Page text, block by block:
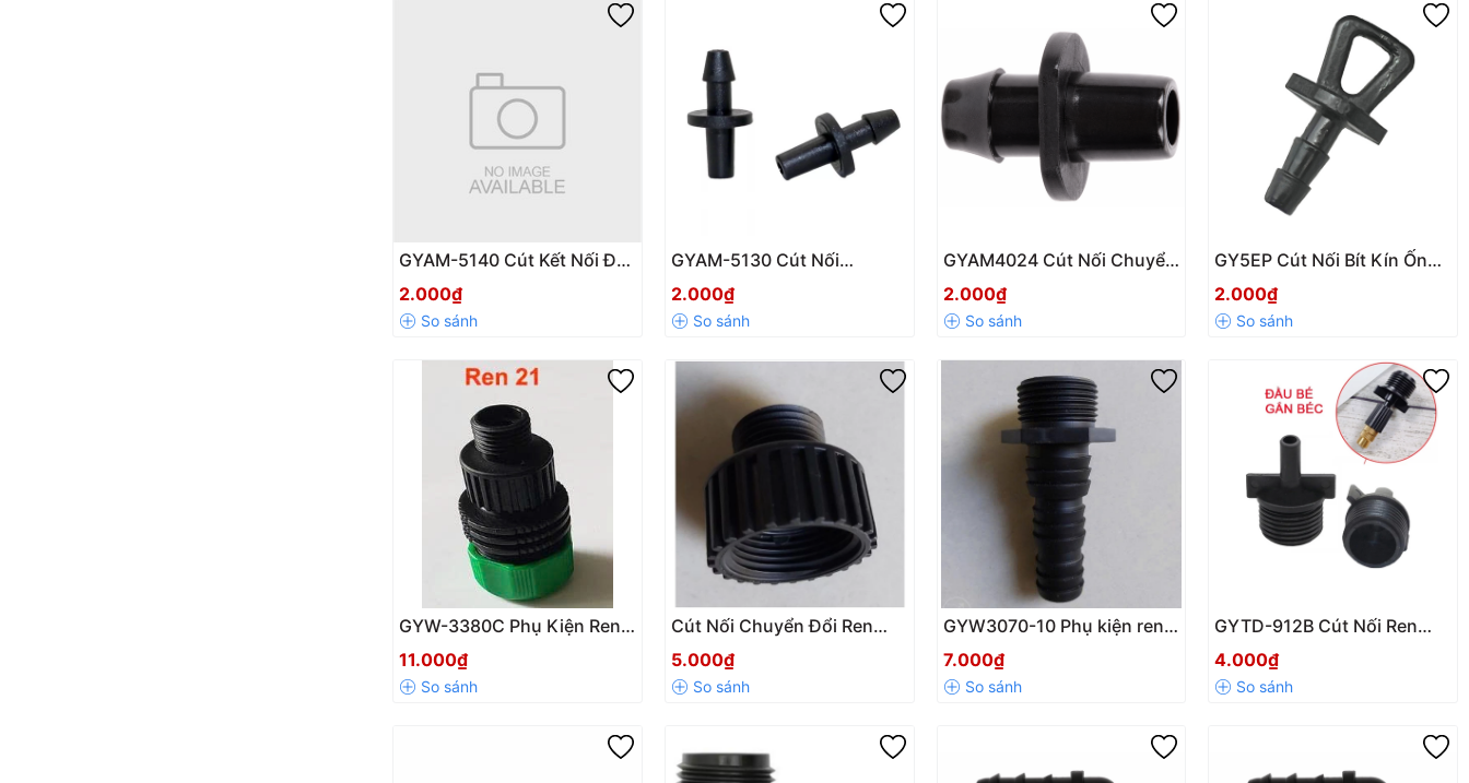
GYAM-5140 Cút Kết Nối Đôi
2 Đầu Trơn DN7mm – Phụ
Kiện Nối Ống Chính Xác,
Bền Bỉ
2.000₫
GYAM-5130 Cút Nối
Chuyển Đổi 1 Đầu Gai – 1
Đầu Trơn DN 6-7.2mm
2.000₫
GYAM4024 Cút Nối Chuyển
Đổi 1 Đầu Gai – 1 Đầu Trơn
DN6mm
2.000₫
GY5EP Cút Nối Bít Kín Ống
5mm – Giải Pháp Bịt Đầu
Ống Tưới Hiệu Quả
2.000₫
GYW-3380C Phụ Kiện Ren
Ngoài 21mm Nối Xiết Ống
Mềm 14-16-18mm
11.000₫
Cút Nối Chuyển Đổi Ren
Ngoài 27 → Ren Ngoài
21mm GYW-3085 | Nhựa
Bền, Dùng Cho Tưới Tiêu
5.000₫
GYW3070-10 Phụ kiện ren
ngoài 34 ra 3 cỡ ống mềm
18-20-25mm | Aquamate
Đài Loan
7.000₫
GYTD-912B Cút Nối Ren
Ngoài 21 Nối Cắm Trơn
6mm
4.000₫